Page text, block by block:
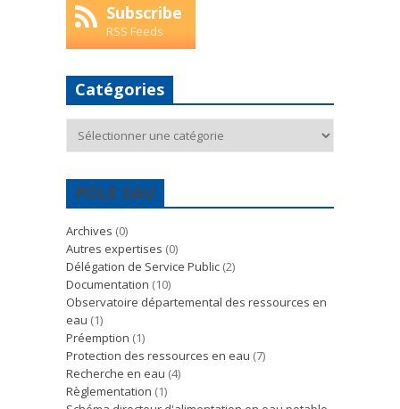
Subscribe
RSS Feeds
Catégories
POLE EAU
Archives (0)
Autres expertises (0)
Délégation de Service Public (2)
Documentation (10)
Observatoire départemental des ressources en
eau (1)
Préemption (1)
Protection des ressources en eau (7)
Recherche en eau (4)
Règlementation (1)